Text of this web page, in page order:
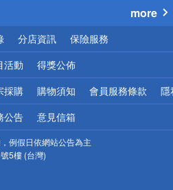
小心！
more
分店資訊 保險服務
活動 得獎公佈
採購 購物須知 會員服務條款 隱
公告 意見信箱
例假日依網站公告為主
5樓 (台灣)